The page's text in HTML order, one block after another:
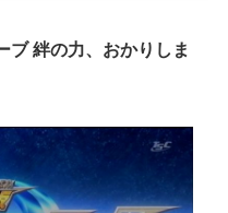
ブ 絆の力、おかりしま